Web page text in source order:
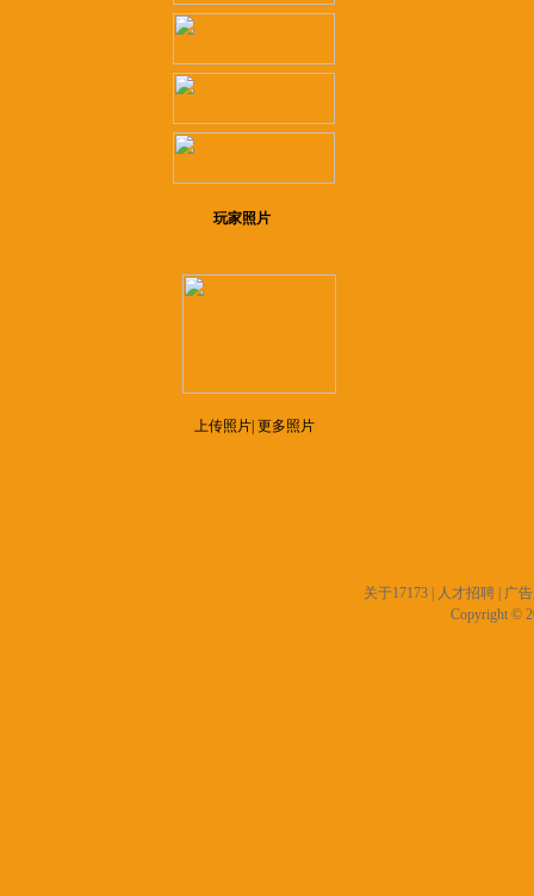
玩家照片
上传照片| 更多照片
关于17173 人才招聘
广
Copyright ©